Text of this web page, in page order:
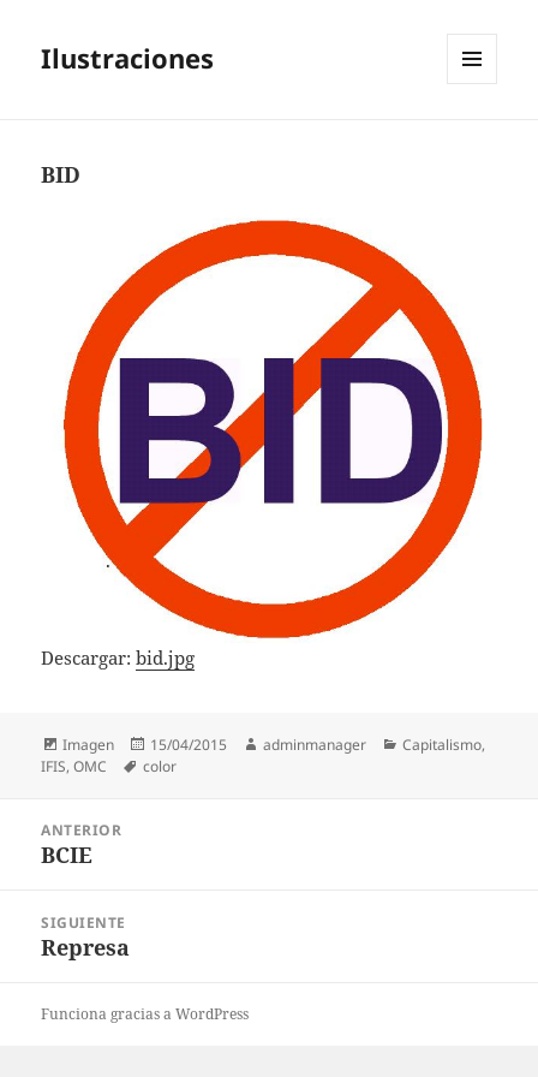
Ilustraciones
BID
Descargar:bid.jpg
Formato
Imagen
Publicado
el
15/04/2015 Autor
adminmanager Categorías
Capitalismo,
IFIS,OMC Etiquetas
color
entradas
ANTERIOR
Entrada
BCIE
SIGUIENTE
Entrada
Represa
Funciona gracias a WordPress